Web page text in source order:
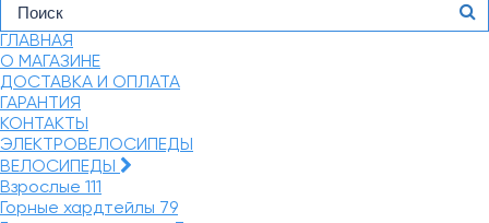
ГЛАВНАЯ
О МАГАЗИНЕ
ДОСТАВКА И ОПЛАТА
ГАРАНТИЯ
КОНТАКТЫ
ЭЛЕКТРОВЕЛОСИПЕДЫ
ВЕЛОСИПЕДЫ
Взрослые 111
Горные хардтейлы 79